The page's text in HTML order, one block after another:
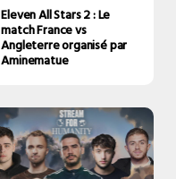
Eleven All Stars 2 : Le
match France vs
Angleterre organisé par
Aminematue